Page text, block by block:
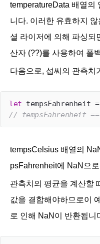
temperatureData 배열의
니다. 이러한 유효하지
셜 라이저에 의해 파싱되
산자 (??)를 사용하여 폴
다음으로, 섭씨의 관측치
let tempsFahrenheit =
// tempsFahrenheit
tempsCelsius 배열의
psFahrenheit에 NaN으
관측치의 평균을 계산할
값을 결합해야하므로이
로 인해 NaN이 반환됩니